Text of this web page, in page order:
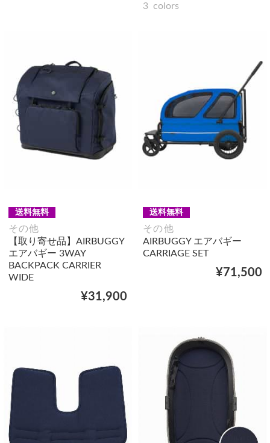
3 colors
送料無料
その他
【取り寄せ品】AIRBUGGY
エアバギー 3WAY
BACKPACK CARRIER
WIDE
¥31,900
送料無料
その他
AIRBUGGY エアバギー
CARRIAGE SET
¥71,500